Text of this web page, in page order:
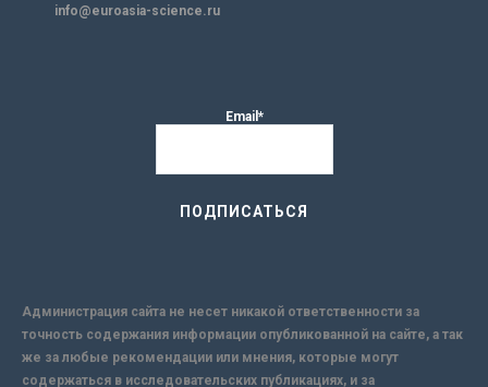
info@euroasia-science.ru
Email*
Администрация сайта не несет никакой ответственности за
точность содержания информации опубликованной на сайте, а так
же за любые рекомендации или мнения, которые могут
содержаться в исследовательских публикациях, и за